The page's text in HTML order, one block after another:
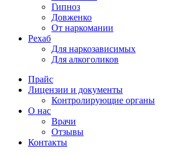
Гипноз
Довженко
От наркомании
Рехаб
Для наркозависимых
Для алкоголиков
Прайс
Лицензии и документы
Контролирующие органы
О нас
Врачи
Отзывы
Контакты